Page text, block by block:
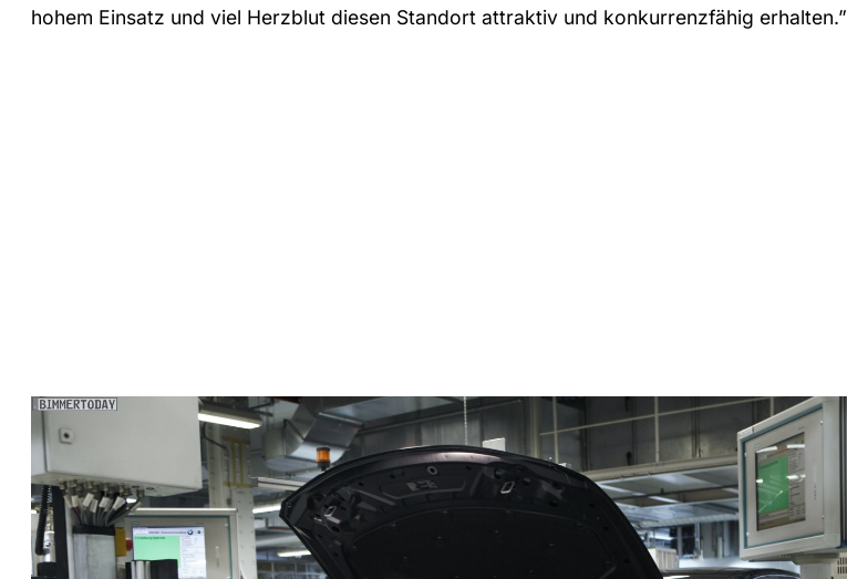
hohem Einsatz und viel Herzblut diesen Standort attraktiv und konkurrenzfähig erhalten.”